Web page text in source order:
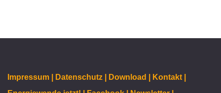
Impressum | Datenschutz | Download |
Kontakt |